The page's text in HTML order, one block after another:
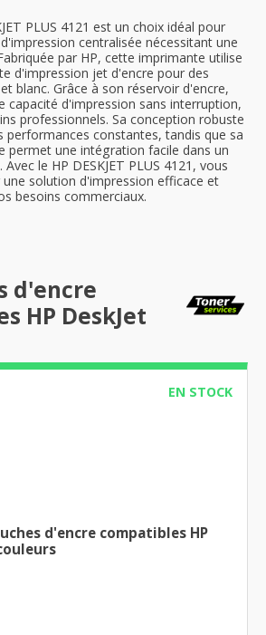
PLUS 4121 est un choix idéal pour
centralisée nécessitant une
par HP, cette imprimante utilise
d'impression jet d'encre pour des
blanc. Grâce à son réservoir d'encre,
capacité d'impression sans interruption,
professionnels. Sa conception robuste
performances constantes, tandis que sa
permet une intégration facile dans un
le HP DESKJET PLUS 4121, vous
solution d'impression efficace et
besoins commerciaux.
d'encre
HP DeskJet
EN STOCK
d'encre compatibles HP